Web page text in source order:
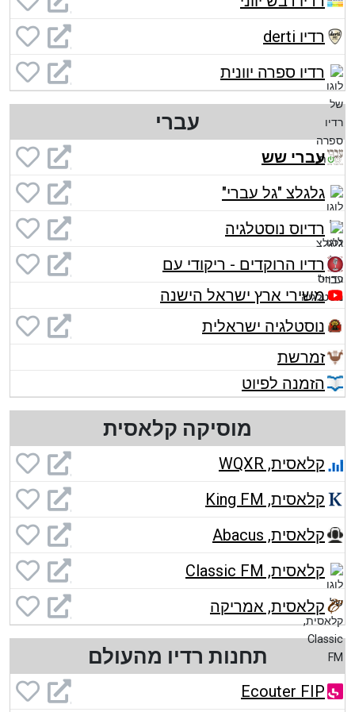
רדיו derti
רדיו ספרה יוונית
עברי
עברי שש
גלגלצ "גל עברי"
רדיוס נוסטלגיה
רדיו הרוקדים - ריקודי עם
משירי ארץ ישראל הישנה
נוסטלגיה ישראלית
זמרשת
הזמנה לפיוט
מוסיקה קלאסית
קלאסית, WQXR
קלאסית, King FM
קלאסית, Abacus
קלאסית, Classic FM
קלאסית, אמריקה
תחנות רדיו מהעולם
Ecouter FIP